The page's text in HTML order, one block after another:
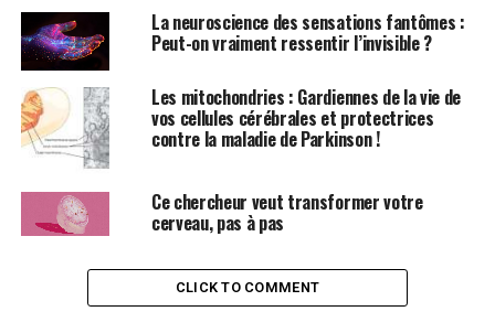
Cette revue examine l’utilisation de la MFA dans des
contextes non cliniques, où elle caractérise les aspects
neurologiques à travers des modèles expérimentaux.
Cela inclut l’étude de la distribution des canaux
ioniques, l’excitabilité neuronale dans les troubles
mécaniques.
Détection Précoce des Maladies
Neurodégénératives
La neuroscience des sensations fantômes :
Peut-on vraiment ressentir l’invisible ?
Les mitochondries : Gardiennes de la vie de
vos cellules cérébrales et protectrices
contre la maladie de Parkinson !
Ce chercheur veut transformer votre
cerveau, pas à pas
CLICK TO COMMENT